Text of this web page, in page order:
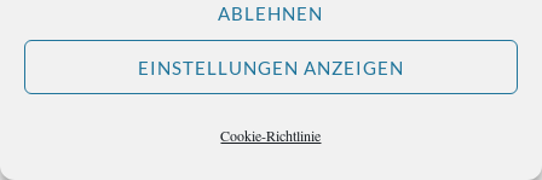
ABLEHNEN
EINSTELLUNGEN ANZEIGEN
Cookie-Richtlinie
Christo: The Wrapped Reichstag in Berlin
94 Aufrufe
Die besten Sänger aller Zeiten